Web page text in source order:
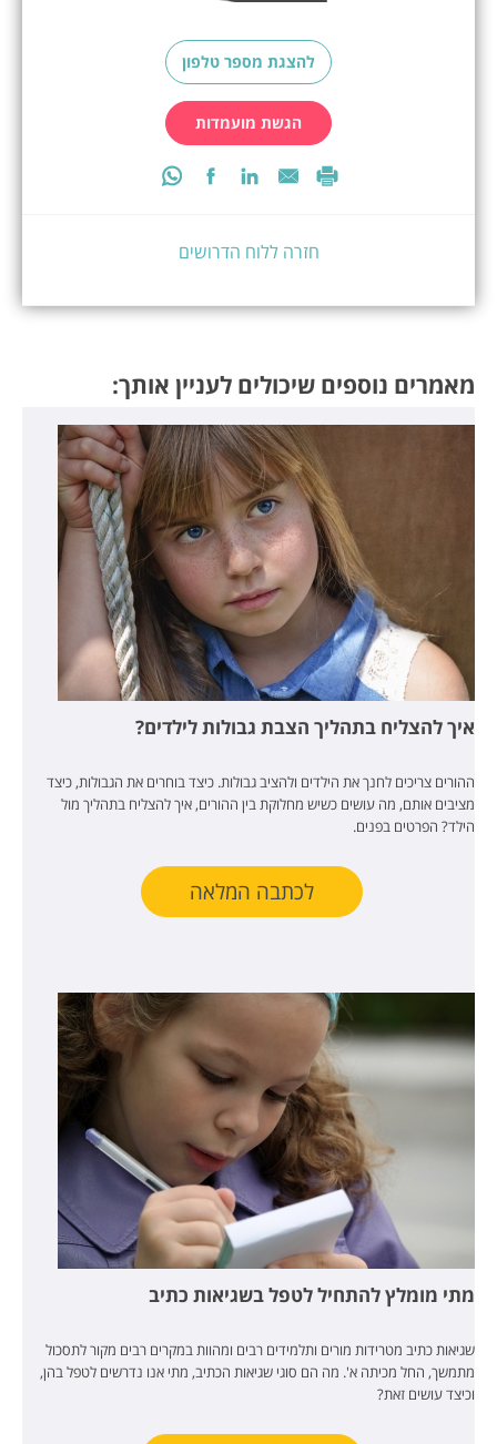
להצגת מספר טלפון
הגשת מועמדות
חזרה ללוח הדרושים
מאמרים נוספים שיכולים לעניין אותך:
איך להצליח בתהליך הצבת גבולות לילדים?
ההורים צריכים לחנך את הילדים ולהציב גבולות. כיצד בוחרים את הגבולות, כיצד
מציבים אותם, מה עושים כשיש מחלוקת בין ההורים, איך להצליח בתהליך מול
הילד? הפרטים בפנים.
לכתבה המלאה
מתי מומלץ להתחיל לטפל בשגיאות כתיב
שגיאות כתיב מטרידות מורים ותלמידים רבים ומהוות במקרים רבים מקור לתסכול
מתמשך, החל מכיתה א'. מה הם סוגי שגיאות הכתיב, מתי אנו נדרשים לטפל בהן,
וכיצד עושים זאת?